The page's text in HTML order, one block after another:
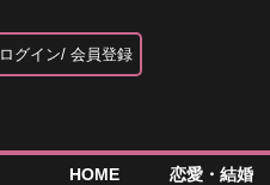
ログイン 会員登録
HOME 恋愛・結婚